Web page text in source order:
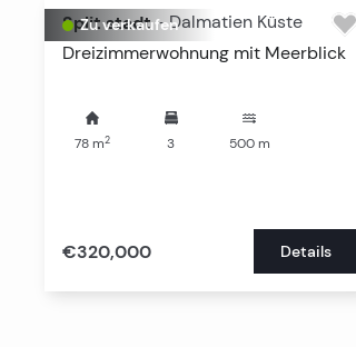
Zu verkaufen
Split stadt - Dalmatien Küste
Dreizimmerwohnung mit Meerblick
78 m2 3 500m
€320,000 Details